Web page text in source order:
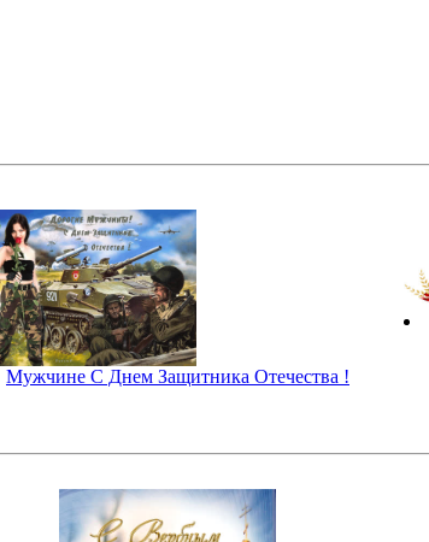
Мужчине С Днем Защитника Отечества !